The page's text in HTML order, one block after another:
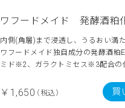
ワフードメイド 発酵酒粕
内側(角層)まで浸透し、うるおい満
ワフードメイド独自成分の発酵酒
ミド※2、ガラクトミセス※3配合の
￥1,650（税込） 買